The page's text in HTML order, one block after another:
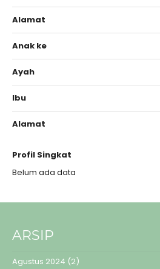
Alamat
Anak ke
Ayah
Ibu
Alamat
Profil Singkat
Belum ada data
ARSIP
Agustus 2024 (2)